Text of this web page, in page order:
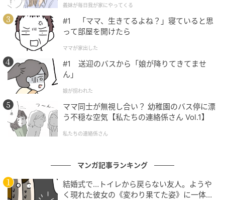
が】
義妹が毎日我が家にやってくる
#1 「ママ、生きてるよね？」寝ていると思
って部屋を開けたら
ママが家出した
#1 送迎のバスから「娘が降りてきてませ
ん」
娘が拐われた
ママ同士が無視し合い？ 幼稚園のバス停に漂
う不穏な空気【私たちの連絡係さん Vol.1】
私たちの連絡係さん
マンガ記事ランキング
結婚式で…トイレから戻らない友人。ようや
く現れた彼女の《変わり果てた姿》に一体何